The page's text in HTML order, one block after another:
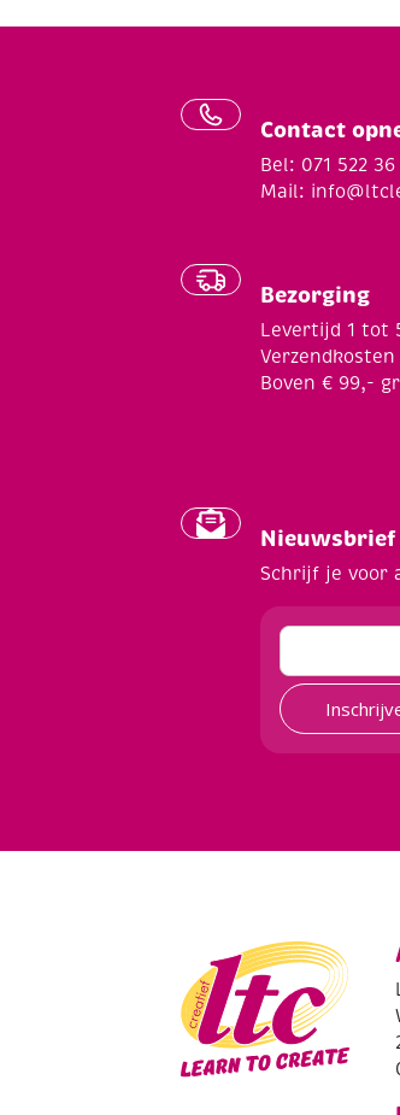
Contact
Bel: 071 522 36
Mail:
Bezorging
Levertijd 1 tot
Verzendkosten
Boven € 99,-
Nieuwsbrief
Schrijf je voor